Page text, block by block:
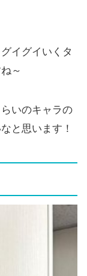
イグイいくタ
～
いのキャラの
と思います！